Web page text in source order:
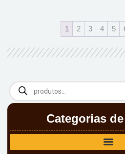
Categorias
1 2 3 4 5